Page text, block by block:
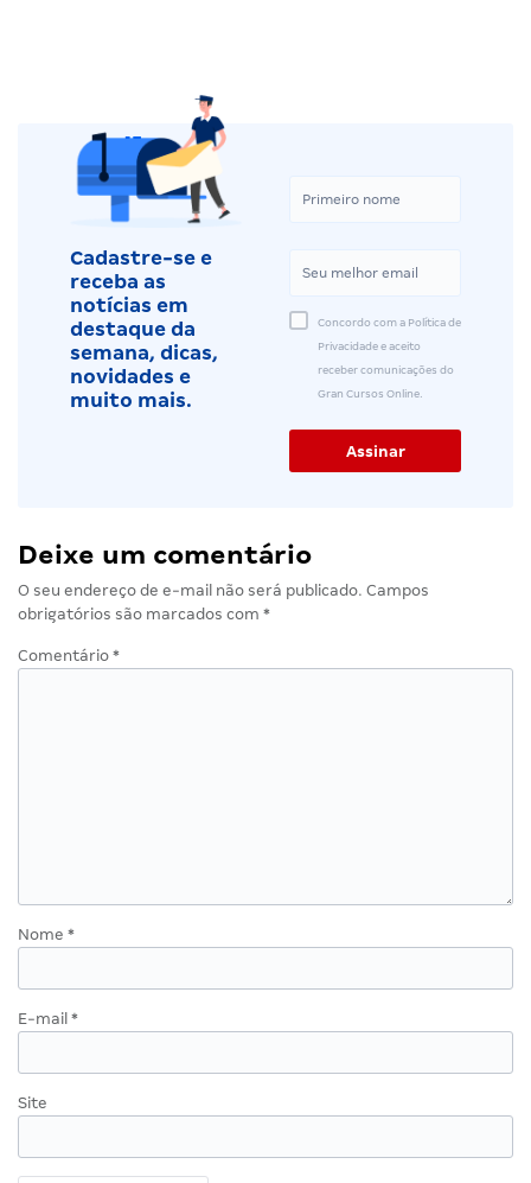
Cadastre-se e
receba as
notícias em
destaque da
semana, dicas,
novidades e
muito mais.
Concordo com a Política de
Privacidade e aceito
receber comunicações do
Gran Cursos Online.
Deixe um comentário
O seu endereço de e-mail não será publicado. Campos
obrigatórios são marcados com *
Comentário *
Nome *
E-mail *
Site